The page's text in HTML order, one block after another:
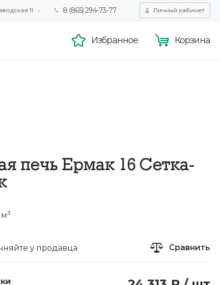
11 8 (865) 294-73-77 Личный кабинет
Избранное Корзина
печь Ермак 16 Сетка-
м3
у продавца Сравнить